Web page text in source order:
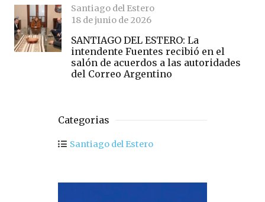
Santiago del Estero
18 de junio de 2026
SANTIAGO DEL ESTERO: La
intendente Fuentes recibió en el
salón de acuerdos a las autoridades
del Correo Argentino
Categorias
Santiago del Estero